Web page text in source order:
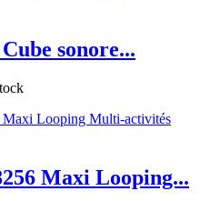
sonore...
Maxi Looping...